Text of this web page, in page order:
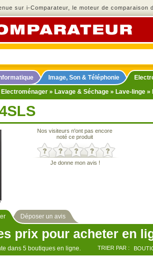
sur i-Comparateur, le moteur de comparaison
Image, Son & Téléphonie
Electroménager » Lavage & Séchage » Lave-linge »
Nos visiteurs n'ont pas encore
noté ce produit
Je donne mon avis !
Déposer un avis
prix pour acheter en
dans 5 boutiques en ligne. TRIER PAR :